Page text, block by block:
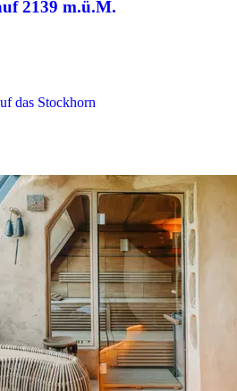
2139 m.ü.M.
das Stockhorn